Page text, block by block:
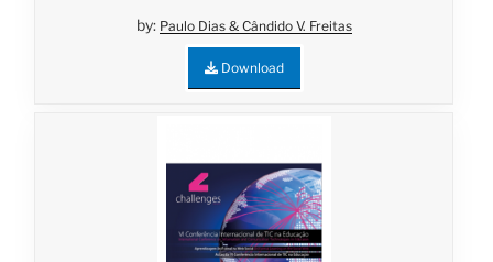
by: Paulo Dias & Cândido V. Freitas
Download